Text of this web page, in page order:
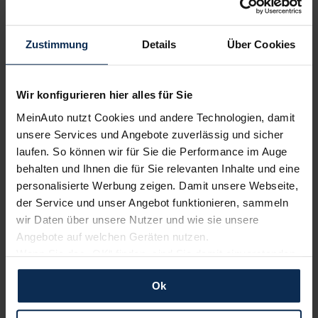
Zustimmung Details Über Cookies
Wir konfigurieren hier alles für Sie
MeinAuto nutzt Cookies und andere Technologien, damit
unsere Services und Angebote zuverlässig und sicher
laufen. So können wir für Sie die Performance im Auge
behalten und Ihnen die für Sie relevanten Inhalte und eine
personalisierte Werbung zeigen. Damit unsere Webseite,
der Service und unser Angebot funktionieren, sammeln
wir Daten über unsere Nutzer und wie sie unsere
Angebote auf welchen Geräten nutzen.
Wenn Sie das „OK“ finden, sind Sie damit einverstanden
und erlauben uns Cookies für unseren Service zu
verwenden und diese Daten an Dritte weiterzugeben,
etwa an unsere Marketingpartner. Falls Sie dem nicht
Ok
Volvo Polestar
Renault KIA